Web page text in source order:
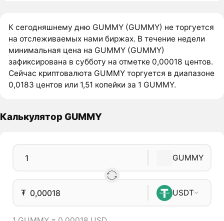
К сегодняшнему дню GUMMY (GUMMY) не торгуется
на отслеживаемых нами биржах. В течение недели
минимальная цена на GUMMY (GUMMY)
зафиксирована в субботу на отметке 0,00018 центов.
Сейчас криптовалюта GUMMY торгуется в диапазоне
0,0183 центов или 1,51 копейки за 1 GUMMY.
Калькулятор GUMMY
GUMMY
₮ USDT